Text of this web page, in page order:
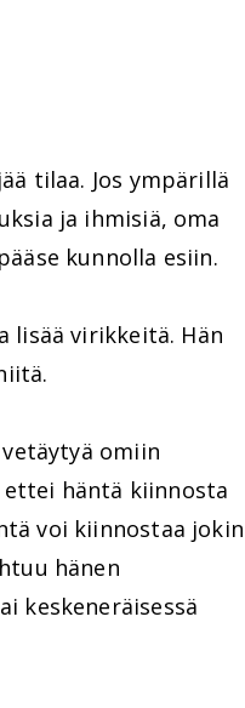
tilaa. Jos ympärillä
ja ihmisiä, oma
kunnolla esiin.
lisää virikkeitä. Hän
omiin
häntä kiinnosta
voi kiinnostaa jokin
hänen
keskeneräisessä